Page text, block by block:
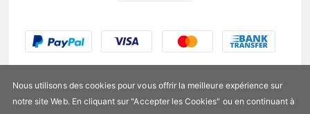
Nous utilisons des cookies pour vous offrir la meilleure expérience sur
notre site Web. En cliquant sur "Accepter les Cookies" ou en continuant à